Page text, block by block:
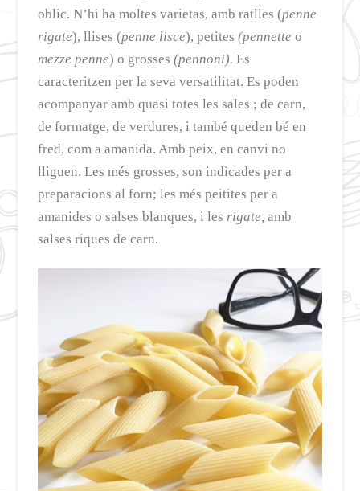
oblic. N’hi ha moltes varietas, amb ratlles (penne
rigate), llises (penne lisce), petites(pennette o
mezze penne) o grosses(pennoni). Es
caracteritzen per la seva versatilitat. Es poden
acompanyar amb quasi totes les sales ; de carn,
de formatge, de verdures, i també queden bé en
fred, com a amanida. Amb peix, en canvi no
lliguen. Les més grosses, son indicades per a
preparacions al forn; les més peitites per a
amanides o salses blanques, i les rigate, amb
salses riques de carn.